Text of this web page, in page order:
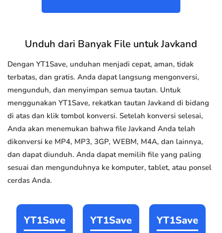
Unduh dari Banyak File untuk Javkand
Dengan YT1Save, unduhan menjadi cepat, aman, tidak
terbatas, dan gratis. Anda dapat langsung mengonversi,
mengunduh, dan menyimpan semua tautan. Untuk
menggunakan YT1Save, rekatkan tautan Javkand di bidang
di atas dan klik tombol konversi. Setelah konversi selesai,
Anda akan menemukan bahwa file Javkand Anda telah
dikonversi ke MP4, MP3, 3GP, WEBM, M4A, dan lainnya,
dan dapat diunduh. Anda dapat memilih file yang paling
sesuai dan mengunduhnya ke komputer, tablet, atau ponsel
cerdas Anda.
YT1Save YT1Save YT1Save